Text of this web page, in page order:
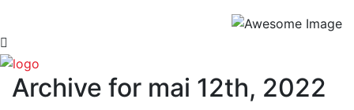
Archive for mai 12th, 2022